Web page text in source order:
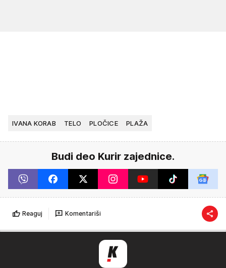
IVANA KORAB TELO PLOČICE PLAŽA
Budi deo Kurir zajednice.
Reaguj Komentariši